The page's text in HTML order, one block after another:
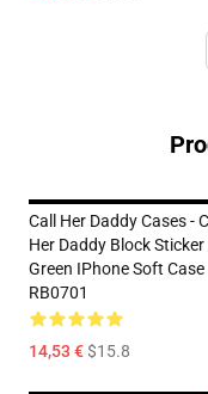
Call Her Daddy Cases -
Her Daddy Block
Green IPhone Soft Case
RB0701
14,53 €$15.8